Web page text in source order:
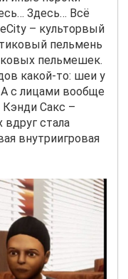
Здесь… Всё
City – культорвый
пельмень
пельмешек.
какой-то: шеи у
с лицами вообще
Кэнди Сакс –
стала
внутриигровая